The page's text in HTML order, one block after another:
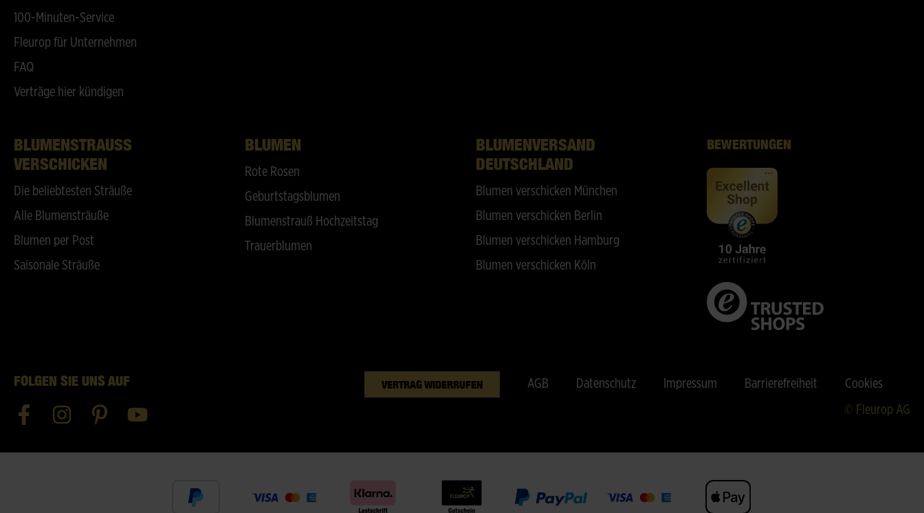
100-Minuten-Service
Fleurop für Unternehmen
FAQ
Verträge hier kündigen
BLUMENSTRAUSS V
ERSCHICKEN
Die beliebtesten Sträuße
Alle Blumensträuße
Blumen per Post
Saisonale Sträuße
BLUMEN
Rote Rosen
Geburtstagsblumen
Blumenstrauß Hochzeitstag
Trauerblumen
BLUMENVERSAND
DEUTSCHLAND
Blumen verschicken München
Blumen verschicken Berlin
Blumen verschicken Hamburg
Blumen verschicken Köln
BEWERTUNGEN
FOLGEN SIE UNS AUF VERTRAG WIDERRUFEN AGB Datenschutz Impressum Barrierefreiheit
Cookies
© Fleurop AG